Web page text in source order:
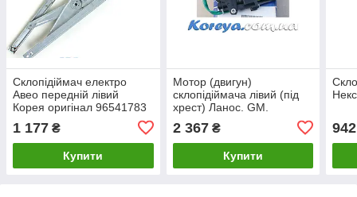
Склопідіймач електро
Авео передній лівий
Корея оригінал 96541783
1 177 ₴
Купити
Мотор (двигун)
склопідіймача лівий (під
хрест) Ланос. GM.
2 367₴
Купити
942